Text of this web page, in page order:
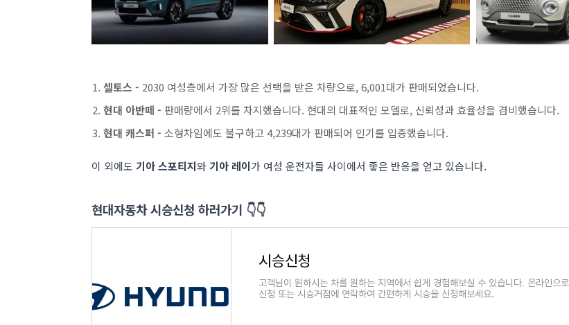
셀토스 - 2030 여성층에서 가장 많은 선택을 받은 차량으로, 6,001대가 판매되었습니다​​.
현대 아반떼 - 판매량에서 2위를 차지했습니다. 현대의 대표적인 모델로, 신뢰성과 효율성을 겸비했습니다​​.
현대 캐스퍼 - 소형차임에도 불구하고 4,239대가 판매되어 인기를 입증했습니다​​.
이 외에도 기아 스포티지와기아 레이가 여성 운전자들 사이에서 좋은 반응을 얻고 있습니다​​.
현대자동차 시승신청 하러가기 👇👇
시승신청
고객님이 원하시는 차를 원하는 지역에서 쉽게 경험해보실 수 있습니다. 온라인으로
신청 또는 시승거점에 연락하여 간편하게 시승을 신청해보세요.